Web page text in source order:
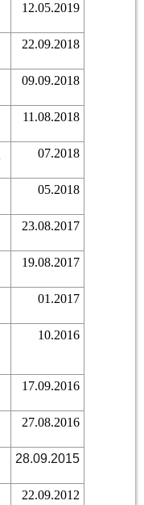
12.05.2019
22.09.2018
09.09.2018
11.08.2018
07.2018
05.2018
23.08.2017
19.08.2017
01.2017
10.2016
17.09.2016
27.08.2016
28.09.2015
22.09.2012